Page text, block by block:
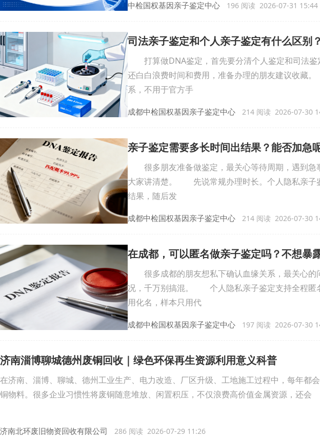
中检国权基因亲子鉴定中心 196 阅读 2026-07-31 15:44
司法亲子鉴定和个人亲子鉴定有什么区别
打算做DNA鉴定，首先要分清个人鉴定和司法鉴
还白白浪费时间和费用，准备办理的朋友建议收
系，不用于官方手
成都中检国权基因亲子鉴定中心 214 阅读 2026-07-30
亲子鉴定需要多长时间出结果？能否加急
很多朋友准备做鉴定，最关心等待周期，遇到急
大家讲清楚。 先说常规办理时长。个人隐私亲子
结果，随后发
成都中检国权基因亲子鉴定中心 214 阅读 2026-07-30
在成都，可以匿名做亲子鉴定吗？不想暴
很多成都的朋友想私下确认血缘关系，最关心的
况，千万别搞混。 个人隐私亲子鉴定支持全程匿
用化名，样本只用代
成都中检国权基因亲子鉴定中心 197 阅读 2026-07-30
济南淄博聊城德州废铜回收｜绿色环保再生资源利用意义科普
在济南、淄博、聊城、德州工业生产、电力改造、厂区升级、工地施工过程中，每年都
铜物料。很多企业习惯性将废铜随意堆放、闲置积压，不仅浪费高价值金属资源，还会
济南北环废旧物资回收有限公司 286 阅读 2026-07-29 11:26